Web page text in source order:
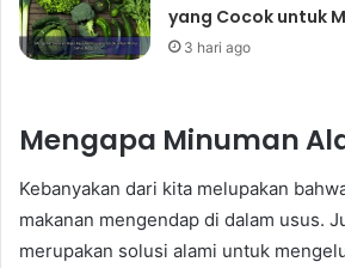
yang Cocok untuk
3 hari ago
Mengapa Minuman
Kebanyakan dari kita melupakan
makanan mengendap di dalam usus.
merupakan solusi alami untuk